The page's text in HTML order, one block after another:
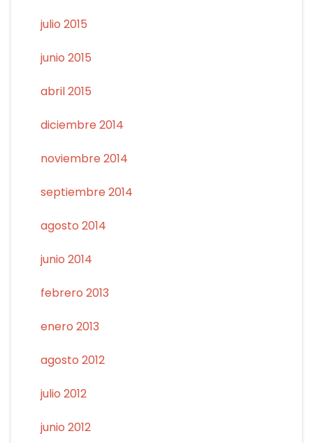
julio 2015
junio 2015
abril 2015
diciembre 2014
noviembre 2014
septiembre 2014
agosto 2014
junio 2014
febrero 2013
enero 2013
agosto 2012
julio 2012
junio 2012